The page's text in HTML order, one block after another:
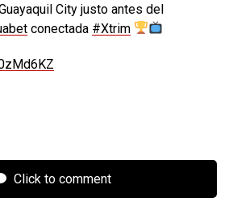
City justo antes del
conectada #Xtrim
Click to comment